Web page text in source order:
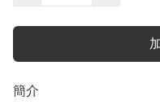
簡介